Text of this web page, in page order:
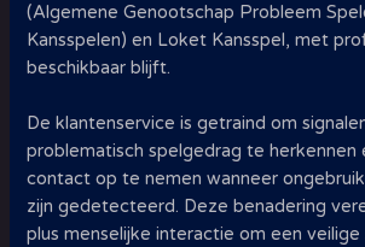
(Algemene Genootschap Probleem
Kansspelen) en Loket Kansspel, met
beschikbaar blijft.
De klantenservice is getraind om
problematisch spelgedrag te herkennen
contact op te nemen wanneer
zijn gedetecteerd. Deze benadering
plus menselijke interactie om een